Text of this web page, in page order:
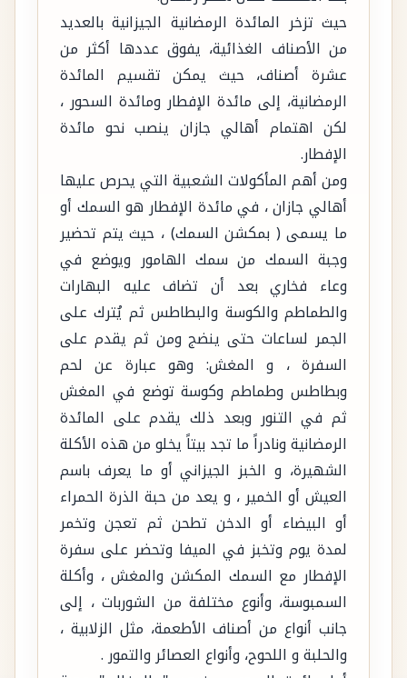
حيث تزخر المائدة الرمضانية الجيزانية بالعديد
من الأصناف الغذائية، يفوق عددها أكثر من
عشرة أصناف، حيث يمكن تقسيم المائدة
الرمضانية، إلى مائدة الإفطار ومائدة السحور ،
لكن اهتمام أهالي جازان ينصب نحو مائدة
الإفطار.
ومن أهم المأكولات الشعبية التي يحرص عليها
أهالي جازان ، في مائدة الإفطار هو السمك أو
ما يسمى ( بمكشن السمك) ، حيث يتم تحضير
وجبة السمك من سمك الهامور ويوضع في
وعاء فخاري بعد أن تضاف عليه البهارات
والطماطم والكوسة والبطاطس ثم يُترك على
الجمر لساعات حتى ينضج ومن ثم يقدم على
السفرة ، و المغش: وهو عبارة عن لحم
وبطاطس وطماطم وكوسة توضع في المغش
ثم في التنور وبعد ذلك يقدم على المائدة
الرمضانية ونادراً ما تجد بيتاً يخلو من هذه الأكلة
الشهيرة، و الخبز الجيزاني أو ما يعرف باسم
العيش أو الخمير ، و يعد من حبة الذرة الحمراء
أو البيضاء أو الدخن تطحن ثم تعجن وتخمر
لمدة يوم وتخبز في الميفا وتحضر على سفرة
الإفطار مع السمك المكشن والمغش ، وأكلة
السمبوسة، وأنوع مختلفة من الشوربات ، إلى
جانب أنواع من أصناف الأطعمة، مثل الزلابية ،
والحلبة و اللحوح، وأنواع العصائر والتمور .